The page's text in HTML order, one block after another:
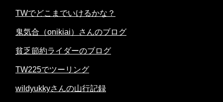
TWでどこまでいけるかな？
鬼気合（onikiai）さんのブログ
貧乏節約ライダーのブログ
TW225でツーリング
wildyukkyさんの山行記録